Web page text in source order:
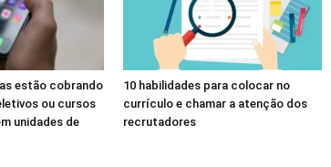
estão cobrando
ou cursos
unidades de
10 habilidades para colocar no
currículo e chamar a atenção dos
recrutadores